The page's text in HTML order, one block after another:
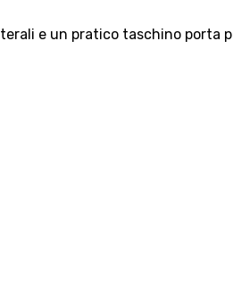
e un pratico taschino porta